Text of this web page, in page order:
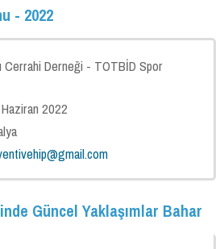
Yaklaşımlar Bahar Sempozyumu
Yer Aldık
Yaklaşımlar Bahar Sempozyumu
Artroplastiye Güncel Yaklaşımlar
- 2022
Derneği - TOTBİD Spor
2022
Güncel Yaklaşımlar Bahar